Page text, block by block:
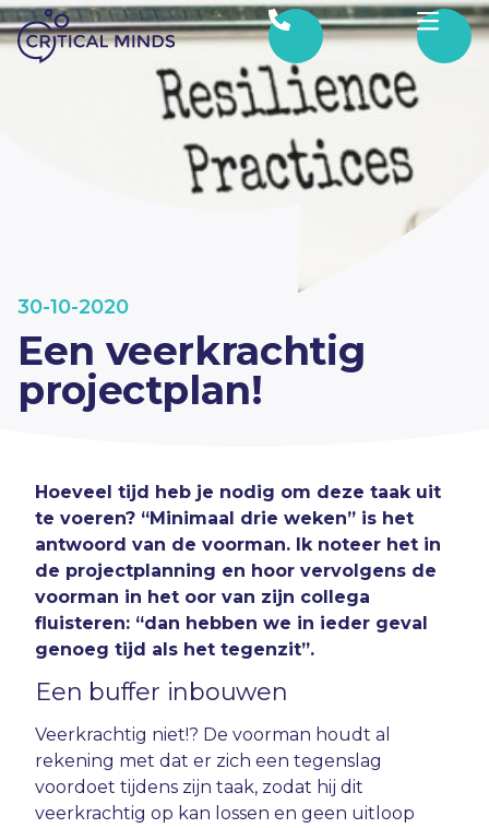
Ga naar de inhoud
30-10-2020
Een veerkrachtig
projectplan!
Hoeveel tijd heb je nodig om deze taak uit
te voeren? “Minimaal drie weken” is het
antwoord van de voorman. Ik noteer het in
de projectplanning en hoor vervolgens de
voorman in het oor van zijn collega
fluisteren: “dan hebben we in ieder geval
genoeg tijd als het tegenzit”.
Een buffer inbouwen
Veerkrachtig niet!? De voorman houdt al
rekening met dat er zich een tegenslag
voordoet tijdens zijn taak, zodat hij dit
veerkrachtig op kan lossen en geen uitloop